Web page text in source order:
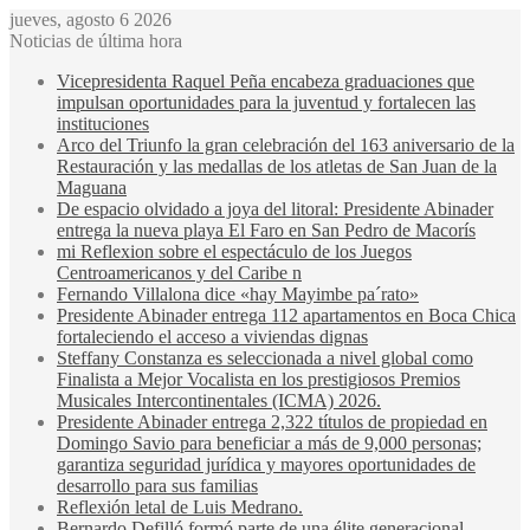
jueves, agosto 6 2026
Noticias de última hora
Vicepresidenta Raquel Peña encabeza graduaciones que
impulsan oportunidades para la juventud y fortalecen las
instituciones
Arco del Triunfo la gran celebración del 163 aniversario de la
Restauración y las medallas de los atletas de San Juan de la
Maguana
De espacio olvidado a joya del litoral: Presidente Abinader
entrega la nueva playa El Faro en San Pedro de Macorís
mi Reflexion sobre el espectáculo de los Juegos
Centroamericanos y del Caribe n
Fernando Villalona dice «hay Mayimbe pa´rato»
Presidente Abinader entrega 112 apartamentos en Boca Chica
fortaleciendo el acceso a viviendas dignas
Steffany Constanza es seleccionada a nivel global como
Finalista a Mejor Vocalista en los prestigiosos Premios
Musicales Intercontinentales (ICMA) 2026.
Presidente Abinader entrega 2,322 títulos de propiedad en
Domingo Savio para beneficiar a más de 9,000 personas;
garantiza seguridad jurídica y mayores oportunidades de
desarrollo para sus familias
Reflexión letal de Luis Medrano.